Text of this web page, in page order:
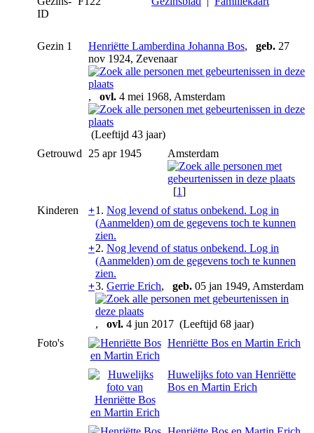
ID
Gezin 1 Henriëtte Lamberdina Johanna Bos, geb. 27
nov 1924, Zevenaar
, ovl. 4 mei 1968, Amsterdam
(Leeftijd 43 jaar)
Getrouwd
25 apr 1945 Amsterdam
[1]
Kinderen
+1. Nog levend of status onbekend. Log in
(Aanmelden) om de gegevens toch te kunnen
zien.
+2. Nog levend of status onbekend. Log in
(Aanmelden) om de gegevens toch te kunnen
zien.
+3. Gerrie Erich, geb. 05 jan 1949, Amsterdam
, ovl. 4 jun 2017 (Leeftijd 68 jaar)
Foto's
Henriëtte Bos en Martin Erich
Huwelijks foto van Henriëtte
Bos en Martin Erich